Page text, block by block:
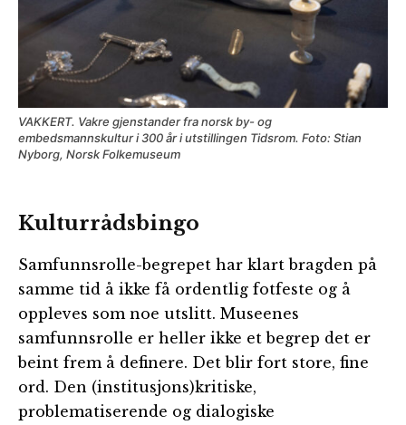
VAKKERT. Vakre gjenstander fra norsk by- og
embedsmannskultur i 300 år i utstillingen Tidsrom. Foto: Stian
Nyborg, Norsk Folkemuseum
Kulturrådsbingo
Samfunnsrolle-begrepet har klart bragden på
samme tid å ikke få ordentlig fotfeste og å
oppleves som noe utslitt. Museenes
samfunnsrolle er heller ikke et begrep det er
beint frem å definere. Det blir fort store, fine
ord. Den (institusjons)kritiske,
problematiserende og dialogiske